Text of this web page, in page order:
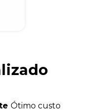
Ótimo custo